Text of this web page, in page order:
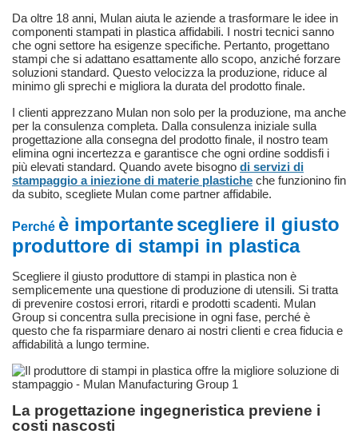
Da oltre 18 anni, Mulan aiuta le aziende a trasformare le idee in
componenti stampati in plastica affidabili. I nostri tecnici sanno
che ogni settore ha esigenze specifiche. Pertanto, progettano
stampi che si adattano esattamente allo scopo, anziché forzare
soluzioni standard. Questo velocizza la produzione, riduce al
minimo gli sprechi e migliora la durata del prodotto finale.
I clienti apprezzano Mulan non solo per la produzione, ma anche
per la consulenza completa. Dalla consulenza iniziale sulla
progettazione alla consegna del prodotto finale, il nostro team
elimina ogni incertezza e garantisce che ogni ordine soddisfi i
più elevati standard. Quando avete bisogno di servizi di
stampaggio a iniezione di materie plastiche che funzionino fin
da subito, scegliete Mulan come partner affidabile.
Perché è importantescegliere il giusto
produttore di stampi in plastica
Scegliere il giusto produttore di stampi in plastica non è
semplicemente una questione di produzione di utensili. Si tratta
di prevenire costosi errori, ritardi e prodotti scadenti. Mulan
Group si concentra sulla precisione in ogni fase, perché è
questo che fa risparmiare denaro ai nostri clienti e crea fiducia e
affidabilità a lungo termine.
La progettazione ingegneristica previene i
costi nascosti